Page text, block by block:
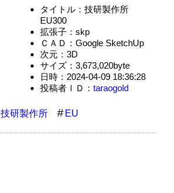
タイトル：技研製作所
EU300
拡張子：skp
ＣＡＤ：Google SketchUp
次元：3D
サイズ：3,673,020byte
日時：2024-04-09 18:36:28
投稿者ＩＤ： taraogold
技研製作所 EU